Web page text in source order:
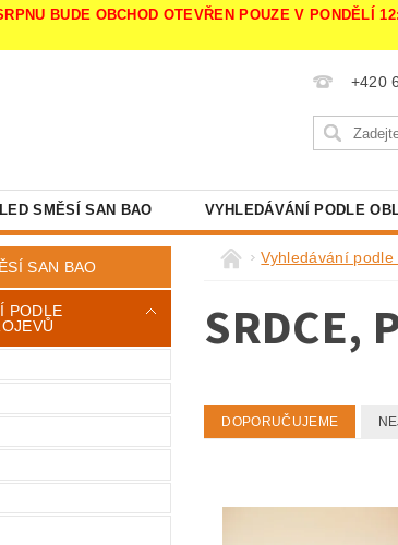
BUDE OBCHOD OTEVŘEN POUZE V
+420
SMĚSÍ SAN BAO VYHLEDÁVÁNÍ PODLE
SAN BAO
PODLE
Vyhledávání
SRDCE,
DOPORUČUJEME